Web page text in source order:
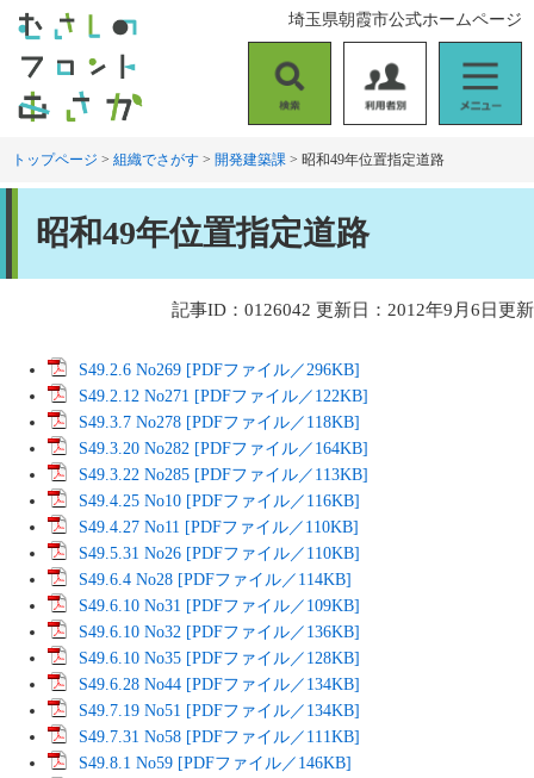
す
し
索
用
者
ニ
ュ
埼玉県朝霞市公式ホームページ
トップページ > 組織でさがす > 開発建築課 > 昭和49年位置指定道路
昭和49年位置指定道路
記事ID：0126042 更新日：2012年9月6日更新
S49.2.6 No269 [PDFファイル／296KB]
S49.2.12 No271 [PDFファイル／122KB]
S49.3.7 No278 [PDFファイル／118KB]
S49.3.20 No282 [PDFファイル／164KB]
S49.3.22 No285 [PDFファイル／113KB]
S49.4.25 No10 [PDFファイル／116KB]
S49.4.27 No11 [PDFファイル／110KB]
S49.5.31 No26 [PDFファイル／110KB]
S49.6.4 No28 [PDFファイル／114KB]
S49.6.10 No31 [PDFファイル／109KB]
S49.6.10 No32 [PDFファイル／136KB]
S49.6.10 No35 [PDFファイル／128KB]
S49.6.28 No44 [PDFファイル／134KB]
S49.7.19 No51 [PDFファイル／134KB]
S49.7.31 No58 [PDFファイル／111KB]
S49.8.1 No59 [PDFファイル／146KB]